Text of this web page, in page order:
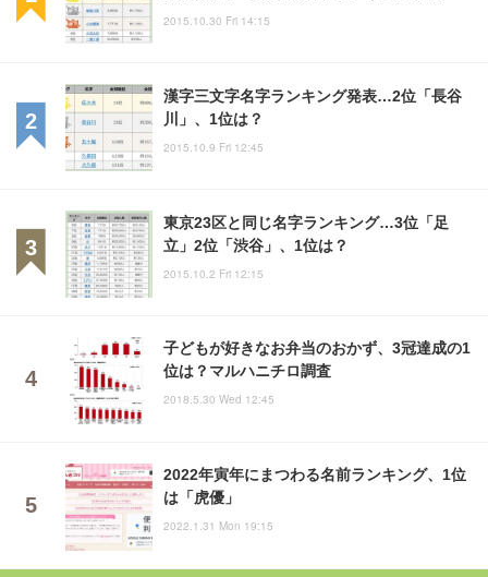
2015.10.30 Fri 14:15
漢字三文字名字ランキング発表…2位「長谷
川」、1位は？
2015.10.9 Fri 12:45
東京23区と同じ名字ランキング…3位「足
立」2位「渋谷」、1位は？
2015.10.2 Fri 12:15
子どもが好きなお弁当のおかず、3冠達成の1
位は？マルハニチロ調査
2018.5.30 Wed 12:45
2022年寅年にまつわる名前ランキング、1位
は「虎優」
2022.1.31 Mon 19:15